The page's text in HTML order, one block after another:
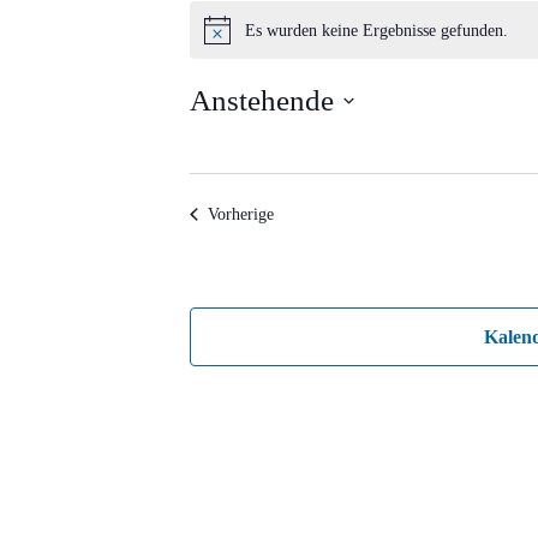
Veranstaltungen
Hinweis
Es wurden keine Ergebnisse gefunden.
Anstehende
VorherigeVeranstaltungen